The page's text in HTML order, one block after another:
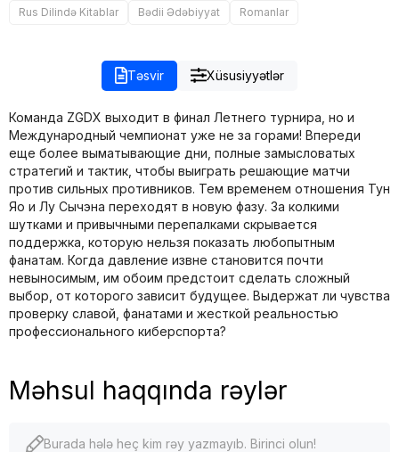
Rus Dilində Kitablar Bədii Ədəbiyyat Romanlar
Təsvir Xüsusiyyətlər
Команда ZGDX выходит в финал Летнего турнира, но и
Международный чемпионат уже не за горами! Впереди
еще более выматывающие дни, полные замысловатых
стратегий и тактик, чтобы выиграть решающие матчи
против сильных противников. Тем временем отношения Тун
Яо и Лу Сычэна переходят в новую фазу. За колкими
шутками и привычными перепалками скрывается
поддержка, которую нельзя показать любопытным
фанатам. Когда давление извне становится почти
невыносимым, им обоим предстоит сделать сложный
выбор, от которого зависит будущее. Выдержат ли чувства
проверку славой, фанатами и жесткой реальностью
профессионального киберспорта?
Məhsul haqqında rəylər
Burada hələ heç kim rəy yazmayıb. Birinci olun!